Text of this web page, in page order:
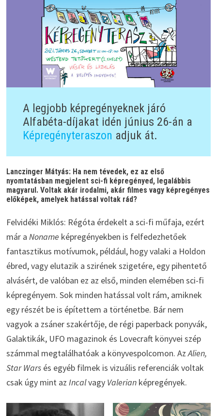
A legjobb képregényeknek járó
Alfabéta-díjakat idén június 26-án a
Képregényteraszon adjuk át.
Lanczinger Mátyás: Ha nem tévedek, ez az első
nyomtatásban megjelent sci-fi képregényed, legalábbis
magyarul. Voltak akár irodalmi, akár filmes vagy képregényes
előképek, amelyek hatással voltak rád?
Felvidéki Miklós: Régóta érdekelt a sci-fi műfaja, ezért
már a Noname képregényekben is felfedezhetőek
fantasztikus motívumok, például, hogy valaki a Holdon
ébred, vagy elutazik a szirének szigetére, egy pihentető
alvásért, de valóban ez az első, minden elemében sci-fi
képregényem. Sok minden hatással volt rám, amiknek
egy részét be is építettem a történetbe. Bár nem
vagyok a zsáner szakértője, de régi paperback ponyvák,
Galaktikák, UFO magazinok és Lovecraft könyvei szép
számmal megtalálhatóak a könyvespolcomon. AzAlien,
Star Warsés egyéb filmek is vizuális referenciák voltak
csak úgy mint az Incalvagy Valerian képregények.